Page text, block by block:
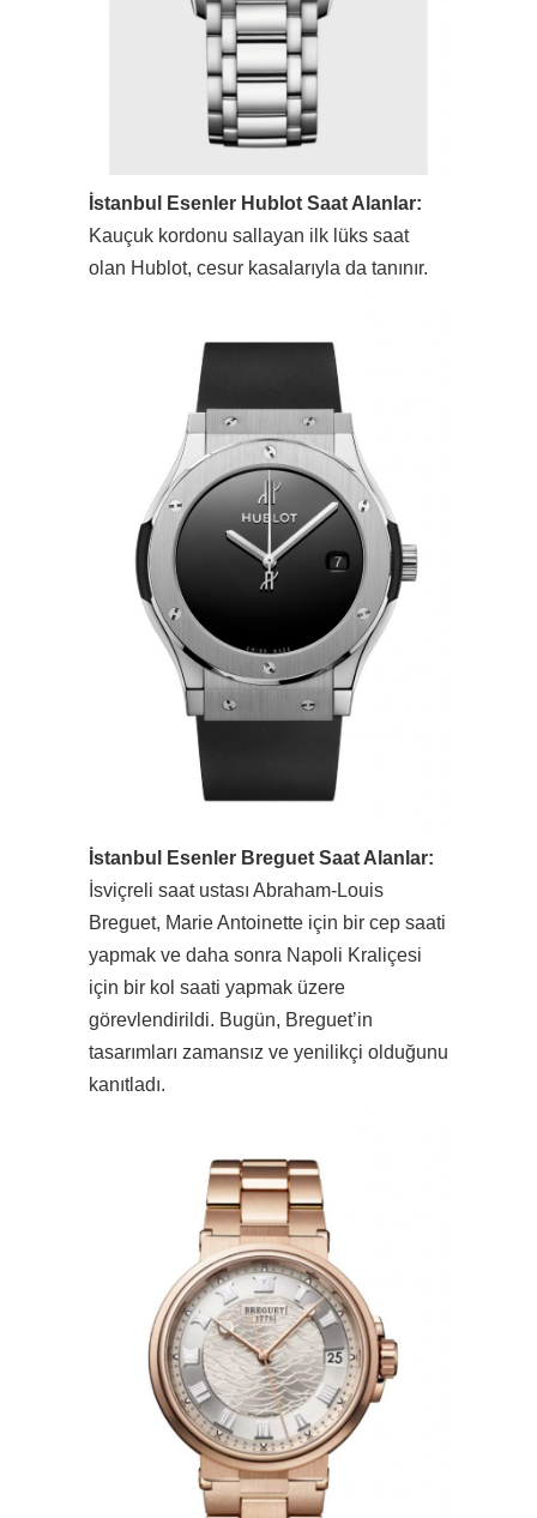
İstanbul Esenler Hublot Saat Alanlar:
Kauçuk kordonu sallayan ilk lüks saat
olan Hublot, cesur kasalarıyla da tanınır.
İstanbul Esenler Breguet Saat Alanlar:
İsviçreli saat ustası Abraham-Louis
Breguet, Marie Antoinette için bir cep saati
yapmak ve daha sonra Napoli Kraliçesi
için bir kol saati yapmak üzere
görevlendirildi. Bugün, Breguet’in
tasarımları zamansız ve yenilikçi olduğunu
kanıtladı.